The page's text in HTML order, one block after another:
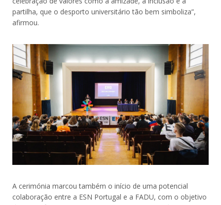
partilha, que o desporto universitário tão bem simboliza”,
afirmou.
A cerimónia marcou também o início de uma potencial
colaboração entre a ESN Portugal e a FADU, com o objetivo